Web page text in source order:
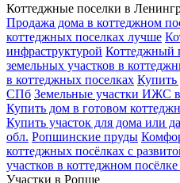
Коттеджные поселки в
Продажа дома в коттеджном
коттеджных поселках лучше
инфраструктурой Коттеджный
земельных участков в
в коттеджных поселках Купить
СПб Земельные участки ИЖС
Купить дом в готовом
Купить участок для дома или
обл. Ропшинские пруды
коттеджных посёлках с
участков в коттеджном
Участки в Ропше